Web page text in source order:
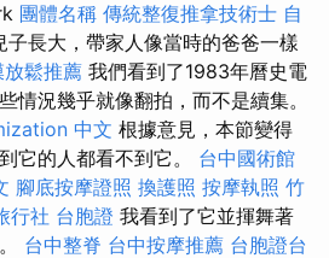
團體名稱 傳統整復推拿技術士 自
長大，帶家人像當時的爸爸一樣
鬆推薦 我們看到了1983年曆史電
情況幾乎就像翻拍，而不是續集。
中文 根據意見，本節變得
它的人都看不到它。 台中國術館
腳底按摩證照 換護照 按摩執照 竹
行社 台胞證 我看到了它並揮舞著
台中整脊 台中按摩推薦 台胞證台